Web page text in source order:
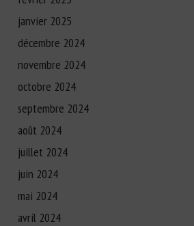
janvier 2025
décembre 2024
novembre 2024
octobre 2024
septembre 2024
août 2024
juillet 2024
juin 2024
mai 2024
avril 2024